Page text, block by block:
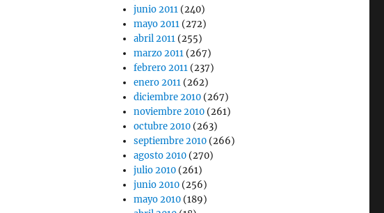
junio 2011 (240)
mayo 2011 (272)
abril 2011 (255)
marzo 2011 (267)
febrero 2011 (237)
enero 2011 (262)
diciembre 2010 (267)
noviembre 2010 (261)
octubre 2010 (263)
septiembre 2010 (266)
agosto 2010 (270)
julio 2010 (261)
junio 2010 (256)
mayo 2010 (189)